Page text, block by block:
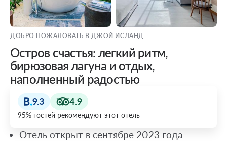
ДОБРО ПОЖАЛОВАТЬ В ДЖОЙ ИСЛАНД
Остров счастья: легкий ритм,
бирюзовая лагуна и отдых,
наполненный радостью
9.3 4.9
95% гостей рекомендуют этот отель
Отель открыт в сентябре 2023 года